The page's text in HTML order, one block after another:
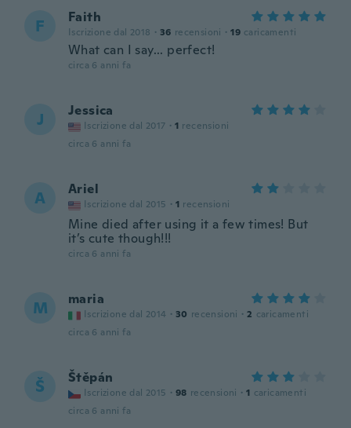
F Faith
Iscrizione dal 2018 · 36 recensioni · 19 caricamenti
What can I say... perfect!
circa 6 anni fa
J Jessica
Iscrizione dal 2017 · 1 recensioni
circa 6 anni fa
A Ariel
Iscrizione dal 2015 · 1 recensioni
Mine died after using it a few times! But
it’s cute though!!!
circa 6 anni fa
M maria
Iscrizione dal 2014 · 30 recensioni · 2 caricamenti
circa 6 anni fa
Š Štěpán
Iscrizione dal 2015 · 98 recensioni · 1 caricamenti
circa 6 anni fa